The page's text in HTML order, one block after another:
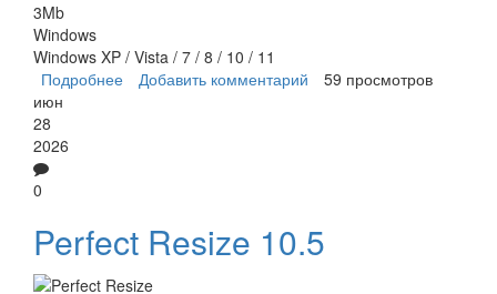
3Mb
Windows
Windows XP / Vista / 7 / 8 / 10 / 11
Подробнее о Bluefive PIXresizer
Добавить комментарий
59 просмотров
июн
28
2026
0
Perfect Resize 10.5